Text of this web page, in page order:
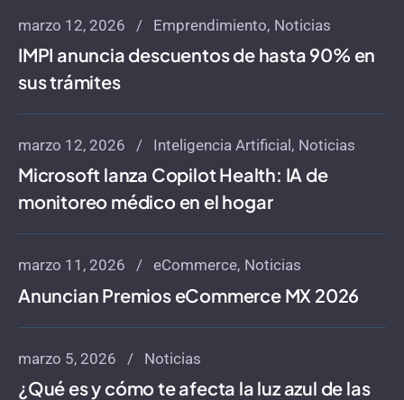
marzo 12, 2026 Emprendimiento Noticias
IMPI anuncia descuentos de hasta 90% en
sus trámites
marzo 12, 2026 Inteligencia Artificial Noticias
Microsoft lanza Copilot Health: IA de
monitoreo médico en el hogar
marzo 11, 2026 eCommerce Noticias
Anuncian Premios eCommerce MX 2026
marzo 5, 2026 Noticias
¿Qué es y cómo te afecta la luz azul de las